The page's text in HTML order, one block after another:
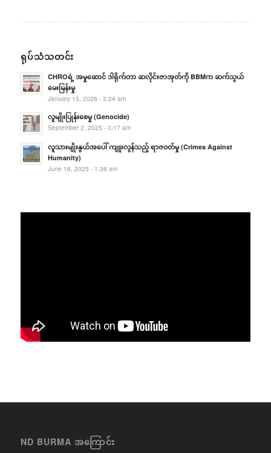
ရုပ်သံသတင်း
CHROရဲ့ အမှုဆောင် ဒါရိုက်တာ ဆလိုင်းဇာအုတ်ကို BBMက ဆက်သွယ်
မေးမြန်းမှု
January 15, 2026 - 3:24 am
လူမျိုးပြုန်းစေမှု (Genocide)
September 2, 2025 - 3:17 am
လူသားမျိုးနွယ်အပေါ် ကျူးလွန်သည့် ရာဇဝတ်မှု (Crimes Against
Humanity)
June 16, 2025 - 1:36 am
ND BURMA အကြောင်း